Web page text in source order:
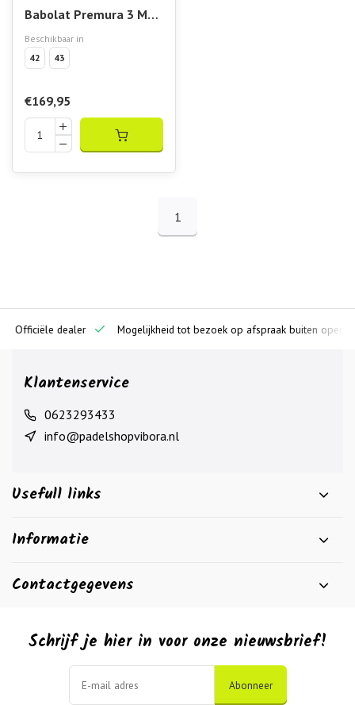
Babolat Premura 3 Men
LeBron Padelschoen
2026
Beschikbaar in
42
43
€169,95
1
dealer Mogelijkheid tot bezoek op afspraak buiten openingstijden
Klantenservice
0623293433
info@padelshopvibora.nl
Usefull links
Informatie
Contactgegevens
Schrijf je hier in voor onze nieuwsbrief!
Abonneer